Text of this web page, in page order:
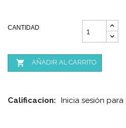
CANTIDAD
 AÑADIR AL CARRITO
Calificacion: Inicia sesión